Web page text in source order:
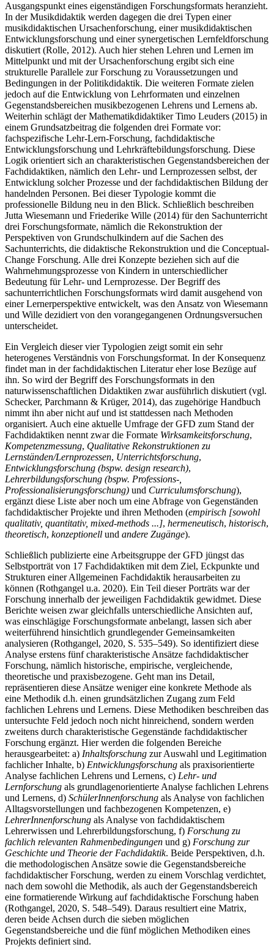
Ausgangspunkt eines eigenständigen Forschungsformats heranzieht.
In der Musikdidaktik werden dagegen die drei Typen einer
musikdidaktischen Ursachenforschung, einer musikdidaktischen
Entwicklungsforschung und einer synergetischen Lernfeldforschung
diskutiert (Rolle, 2012). Auch hier stehen Lehren und Lernen im
Mittelpunkt und mit der Ursachenforschung ergibt sich eine
strukturelle Parallele zur Forschung zu Voraussetzungen und
Bedingungen in der Politikdidaktik. Die weiteren Formate zielen
jedoch auf die Entwicklung von Lehrformaten und einzelnen
Gegenstandsbereichen musikbezogenen Lehrens und Lernens ab.
Weiterhin schlägt der Mathematikdidaktiker Timo Leuders (2015) in
einem Grundsatzbeitrag die folgenden drei Formate vor:
fachspezifische Lehr-Lern-Forschung, fachdidaktische
Entwicklungsforschung und Lehrkräftebildungsforschung. Diese
Logik orientiert sich an charakteristischen Gegenstandsbereichen der
Fachdidaktiken, nämlich den Lehr- und Lernprozessen selbst, der
Entwicklung solcher Prozesse und der fachdidaktischen Bildung der
handelnden Personen. Bei dieser Typologie kommt die
professionelle Bildung neu in den Blick. Schließlich beschreiben
Jutta Wiesemann und Friederike Wille (2014) für den Sachunterricht
drei Forschungsformate, nämlich die Rekonstruktion der
Perspektiven von Grundschulkindern auf die Sachen des
Sachunterrichts, die didaktische Rekonstruktion und die Conceptual-
Change Forschung. Alle drei Konzepte beziehen sich auf die
Wahrnehmungsprozesse von Kindern in unterschiedlicher
Bedeutung für Lehr- und Lernprozesse. Der Begriff des
sachunterrichtlichen Forschungsformats wird damit ausgehend von
einer Lernerperspektive entwickelt, was den Ansatz von Wiesemann
und Wille dezidiert von den vorangegangenen Ordnungsversuchen
unterscheidet.
Ein Vergleich dieser vier Typologien zeigt somit ein sehr
heterogenes Verständnis von Forschungsformat. In der Konsequenz
findet man in der fachdidaktischen Literatur eher lose Bezüge auf
ihn. So wird der Begriff des Forschungsformats in den
naturwissenschaftlichen Didaktiken zwar ausführlich diskutiert (vgl.
Schecker, Parchmann & Krüger, 2014), das zugehörige Handbuch
nimmt ihn aber nicht auf und ist stattdessen nach Methoden
organisiert. Auch eine aktuelle Umfrage der GFD zum Stand der
Fachdidaktiken nennt zwar die Formate Wirksamkeitsforschung,
Kompetenzmessung, Qualitative Rekonstruktionen zu
Lernständen/Lernprozessen, Unterrichtsforschung,
Entwicklungsforschung (bspw. design research),
Lehrerbildungsforschung (bspw. Professions-,
Professionalisierungsforschung) und Curriculumsforschung),
ergänzt diese Liste aber noch um eine Abfrage von Gegenständen
fachdidaktischer Projekte und ihren Methoden (empirisch [sowohl
qualitativ, quantitativ, mixed-methods ...], hermeneutisch, historisch,
theoretisch, konzeptionell und andere Zugänge).
Schließlich publizierte eine Arbeitsgruppe der GFD jüngst das
Selbstporträt von 17 Fachdidaktiken mit dem Ziel, Eckpunkte und
Strukturen einer Allgemeinen Fachdidaktik herausarbeiten zu
können (Rothgangel u.a. 2020). Ein Teil dieser Porträts war der
Forschung innerhalb der jeweiligen Fachdidaktik gewidmet. Diese
Berichte weisen zwar gleichfalls unterschiedliche Ansichten auf,
was einschlägige Forschungsformate anbelangt, lassen sich aber
weiterführend hinsichtlich grundlegender Gemeinsamkeiten
analysieren (Rothgangel, 2020, S. 535–549). So identifiziert diese
Analyse erstens fünf charakteristische Ansätze fachdidaktischer
Forschung, nämlich historische, empirische, vergleichende,
theoretische und praxisbezogene. Geht man ins Detail,
repräsentieren diese Ansätze weniger eine konkrete Methode als
eine Methodik d.h. einen grundsätzlichen Zugang zum Feld
fachlichen Lehrens und Lernens. Diese Methodiken beschreiben das
untersuchte Feld jedoch noch nicht hinreichend, sondern werden
zweitens durch charakteristische Gegenstände fachdidaktischer
Forschung ergänzt. Hier werden die folgenden Bereiche
herausgearbeitet: a) Inhaltsforschung zur Auswahl und Legitimation
fachlicher Inhalte, b) Entwicklungsforschung als praxisorientierte
Analyse fachlichen Lehrens und Lernens, c) Lehr- und
Lernforschung als grundlagenorientierte Analyse fachlichen Lehrens
und Lernens, d) SchülerInnenforschung als Analyse von fachlichen
Alltagsvorstellungen und fachbezogenen Kompetenzen, e)
LehrerInnenforschung als Analyse von fachdidaktischem
Lehrerwissen und Lehrerbildungsforschung, f) Forschung zu
fachlich relevanten Rahmenbedingungen und g) Forschung zur
Geschichte und Theorie der Fachdidaktik. Beide Perspektiven, d.h.
die methodologischen Ansätze sowie die Gegenstandsbereiche
fachdidaktischer Forschung, werden zu einem Vorschlag verdichtet,
nach dem sowohl die Methodik, als auch der Gegenstandsbereich
eine formatierende Wirkung auf fachdidaktische Forschung haben
(Rothgangel, 2020, S. 548–549). Daraus resultiert eine Matrix,
deren beide Achsen durch die sieben möglichen
Gegenstandsbereiche und die fünf möglichen Methodiken eines
Projekts definiert sind.